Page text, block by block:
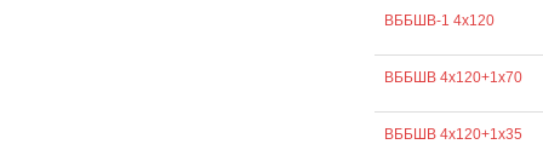
ВББШВ-1 4х120
ВББШВ 4х120+1х70
ВББШВ 4х120+1х35